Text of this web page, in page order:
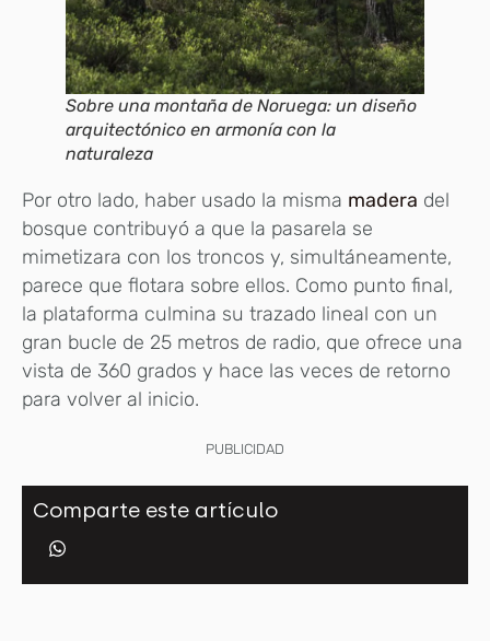
Sobre una montaña de Noruega: un diseño
arquitectónico en armonía con la
naturaleza
Por otro lado, haber usado la misma madera del
bosque contribuyó a que la pasarela se
mimetizara con los troncos y, simultáneamente,
parece que flotara sobre ellos. Como punto final,
la plataforma culmina su trazado lineal con un
gran bucle de 25 metros de radio, que ofrece una
vista de 360 grados y hace las veces de retorno
para volver al inicio.
PUBLICIDAD
Comparte este artículo